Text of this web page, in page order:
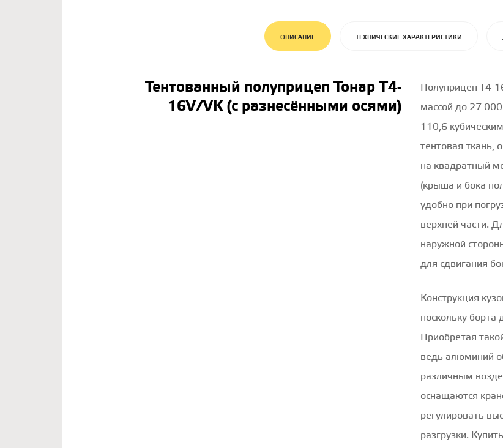
ОПИСАНИЕ ТЕХНИЧЕСКИЕ ХАРАКТЕРИСТИКИ
Тентованный полуприцеп Тонар T4-
16V/VK (с разнесёнными осями)
Полуприцеп Т4-
массой до 27
110,6
тентовая ткань,
на квадратный
(крыша и бока
удобно при
верхней части.
наружной
для сдвигания
Конструкция
поскольку
Приобретая
ведь алюминий
различным
оснащаются
регулировать
разгрузки.